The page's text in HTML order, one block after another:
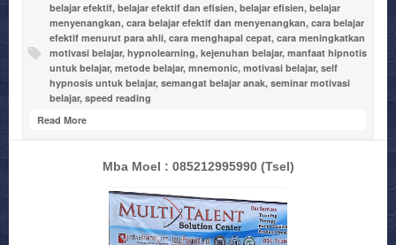
belajar efektif, belajar efektif dan efisien, belajar efisien, belajar
menyenangkan, cara belajar efektif dan menyenangkan, cara belajar
efektif menurut para ahli, cara menghapal cepat, cara meningkatkan
motivasi belajar, hypnolearning, kejenuhan belajar, manfaat hipnotis
untuk belajar, metode belajar, mnemonic, motivasi belajar, self
hypnosis untuk belajar, semangat belajar anak, seminar motivasi
belajar, speed reading
Read More
Mba Moel : 085212995990(Tsel)